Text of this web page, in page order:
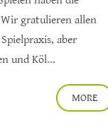
gratulieren allen
aber
und Köl...
MORE